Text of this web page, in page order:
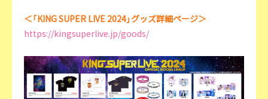
＜「KING SUPER LIVE 2024」グッズ詳細ページ＞
https://kingsuperlive.jp/goods/